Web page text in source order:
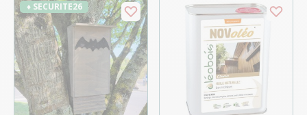
♦ SECURITE26